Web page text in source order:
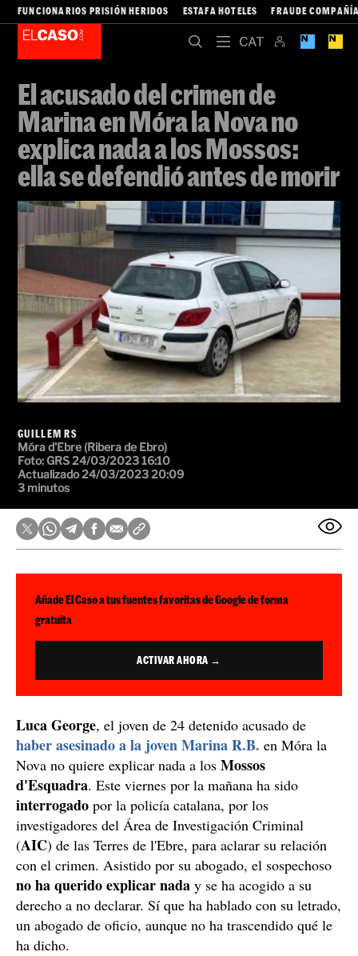
FUNCIONARIOS PRISIÓN HERIDOS ESTAFA HOTELES FRAUDE
El acusado del crimen de
Marina en Móra la Nova no
explica nada a los Mossos:
ella se defendió antes de morir
GUILLEM RS
Móra d'Ebre (Ribera de Ebro)
Foto:GRS24/03/2023 16:10
Actualizado 24/03/2023 20:09
3 minutos
Añade El Caso a tus fuentes favoritas de Google de forma
gratuita
ACTIVAR AHORA →
Luca George, el joven de 24 detenido acusado de
haber asesinado a la joven Marina R.B. en Móra la
Nova no quiere explicar nada a los Mossos
d'Esquadra. Este viernes por la mañana ha sido
interrogado por la policía catalana, por los
investigadores del Área de Investigación Criminal
(AIC) de las Terres de l'Ebre, para aclarar su relación
con el crimen. Asistido por su abogado, el sospechoso
no ha querido explicar nada y se ha acogido a su
derecho a no declarar. Sí que ha hablado con su letrado,
un abogado de oficio, aunque no ha trascendido qué le
ha dicho.